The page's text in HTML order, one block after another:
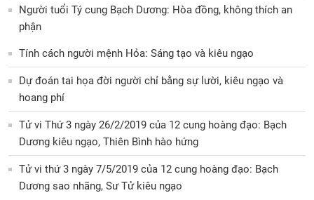
Người tuổi Tý cung Bạch Dương: Hòa đồng, không thích an
phận
Tính cách người mệnh Hỏa: Sáng tạo và kiêu ngạo
Dự đoán tai họa đời người chỉ bằng sự lười, kiêu ngạo và
hoang phí
Tử vi Thứ 3 ngày 26/2/2019 của 12 cung hoàng đạo: Bạch
Dương kiêu ngạo, Thiên Bình hào hứng
Tử vi thứ 3 ngày 7/5/2019 của 12 cung hoàng đạo: Bạch
Dương sao nhãng, Sư Tử kiêu ngạo